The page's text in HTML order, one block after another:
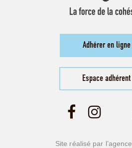
Adhérer en ligne
Espace adhérent
Site réalisé par l’agence